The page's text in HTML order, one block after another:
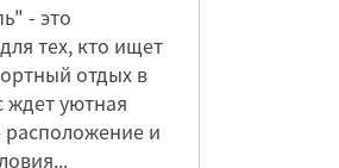
- это
тех, кто ищет
отдых в
ждет уютная
и